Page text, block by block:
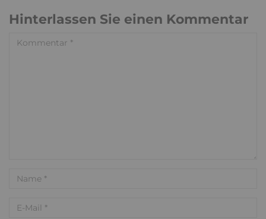
Hinterlassen Sie einen Kommentar